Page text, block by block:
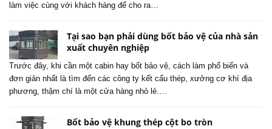
làm việc cùng với khách hàng để cho ra…
Tại sao bạn phải dùng bốt bảo vệ của nhà sản
xuất chuyên nghiệp
Trước đây, khi cần một cabin hay bốt bảo vệ, cách làm phổ biến và
đơn giản nhất là tìm đến các công ty kết cấu thép, xưởng cơ khí địa
phương, thậm chí là một cửa hàng nhỏ lẻ….
Bốt bảo vệ khung thép cột bo tròn